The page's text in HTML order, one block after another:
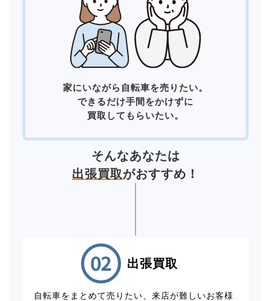
家にいながら自転車を売りたい。
できるだけ手間をかけずに
買取してもらいたい。
そんなあなたは
出張買取がおすすめ！
出張買取
自転車をまとめて売りたい、来店が難しいお客様